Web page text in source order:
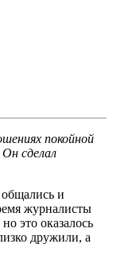
покойной
сделал
и
журналисты
это оказалось
дружили, а